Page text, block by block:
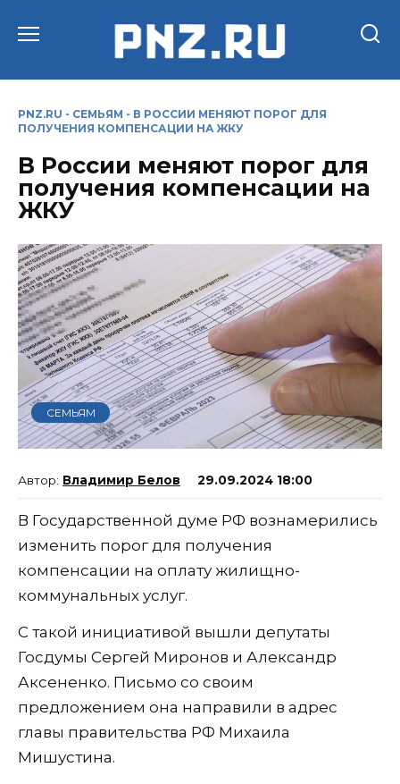
PNZ.RU - СЕМЬЯМ - В РОССИИ МЕНЯЮТ ПОРОГ ДЛЯ
ПОЛУЧЕНИЯ КОМПЕНСАЦИИ НА ЖКУ
В России меняют порог для
получения компенсации на
ЖКУ
СЕМЬЯМ
Владимир Белов 29.09.2024 18:00
В Государственной думе РФ вознамерились
изменить порог для получения
компенсации на оплату жилищно-
коммунальных услуг.
С такой инициативой вышли депутаты
Госдумы Сергей Миронов и Александр
Аксененко. Письмо со своим
предложением она направили в адрес
главы правительства РФ Михаила
Мишустина.